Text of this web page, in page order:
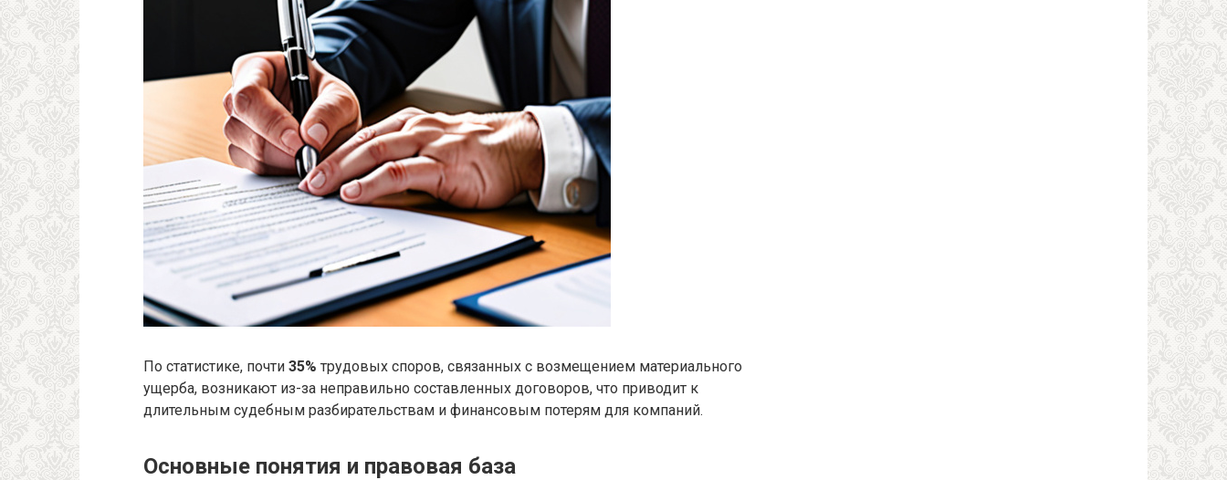
По статистике, почти 35% трудовых споров, связанных с возмещением материального
ущерба, возникают из-за неправильно составленных договоров, что приводит к
длительным судебным разбирательствам и финансовым потерям для компаний.
Основные понятия и правовая база